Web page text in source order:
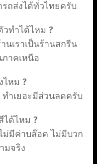
ถส่งได้ทั่วไทยครับ
วทำได้ไหม ?
นเราเป็นร้านสกรีน
าคเหนือ
ไหม ?
ำเยอะมีส่วนลดครับ
ได้ไหม ?
ม่มีค่าบล๊อค ไม่มีบวก
มจริง